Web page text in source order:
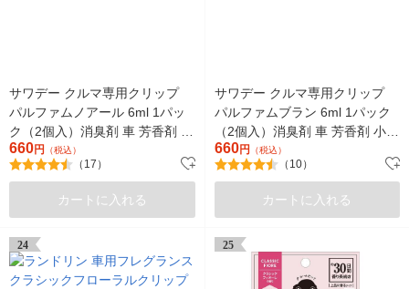
サワデー クルマ専用クリップ
パルファムノアール 6ml 1パッ
ク（2個入）消臭剤 車 芳香剤 小
林製薬
660円 （税込）
（17）
カートに入れる
サワデー クルマ専用クリップ
パルファムブラン 6ml 1パック
（2個入）消臭剤 車 芳香剤 小林
製薬
660円 （税込）
（10）
カートに入れる
24 25